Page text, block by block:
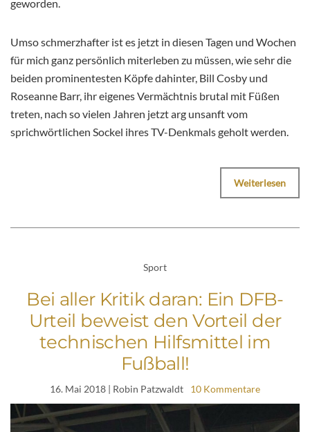
geworden.
Umso schmerzhafter ist es jetzt in diesen Tagen und Wochen
für mich ganz persönlich miterleben zu müssen, wie sehr die
beiden prominentesten Köpfe dahinter, Bill Cosby und
Roseanne Barr, ihr eigenes Vermächtnis brutal mit Füßen
treten, nach so vielen Jahren jetzt arg unsanft vom
sprichwörtlichen Sockel ihres TV-Denkmals geholt werden.
Weiterlesen
Sport
Bei aller Kritik daran: Ein DFB-
Urteil beweist den Vorteil der
technischen Hilfsmittel im
Fußball!
16. Mai 2018 | Robin Patzwaldt 10 Kommentare